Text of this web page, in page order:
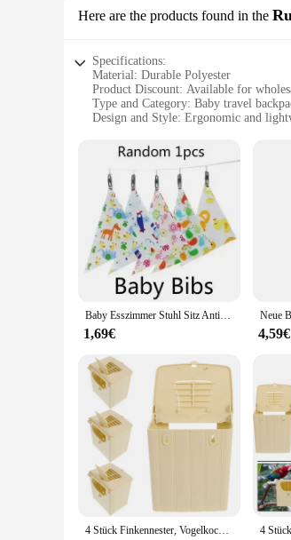
Here are the products found in the
Specifications:
Material: Durable Polyester
Product Discount: Available for
Type and Category: Baby travel
Design and Style: Ergonomic and
Typical Adaptive Scenario: Airports,
Shape or Size or Weight or Quantity:
Features:
|Vendors|
**Versatile and User-Friendly Design**
The reise baby Rucksäcke u.
journeys, while the adjustable straps
traveling with a baby.
**Convenience and Comfort for Your
These baby travel backpacks are not
baby and keeping them secure in the
**Built for the Modern Family**
The reise baby Rucksäcke u.
choice for retailers looking to offer
baby Rucksäcke u. Fördermaschinen,
Baby Esszimmer Stuhl Sitz Anti-drop Sicherheit Gürtel Strap Tragbare Baby Wachstum Stuhl Reise Waschbar Fütterung Abdeckung Sitz Sicherheit gürtel
1,69€ 4,59€
4 Stück Finkennester, Vogelkochbox, Käfige zum Aufhängen von Hütten, Terrarium, Kunststoff, Heimtierbedarf, Reise-Babyboxen